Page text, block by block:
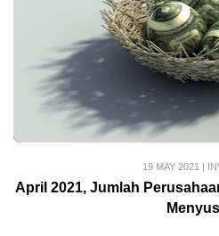
19 MAY 2021 |
April 2021, Jumlah